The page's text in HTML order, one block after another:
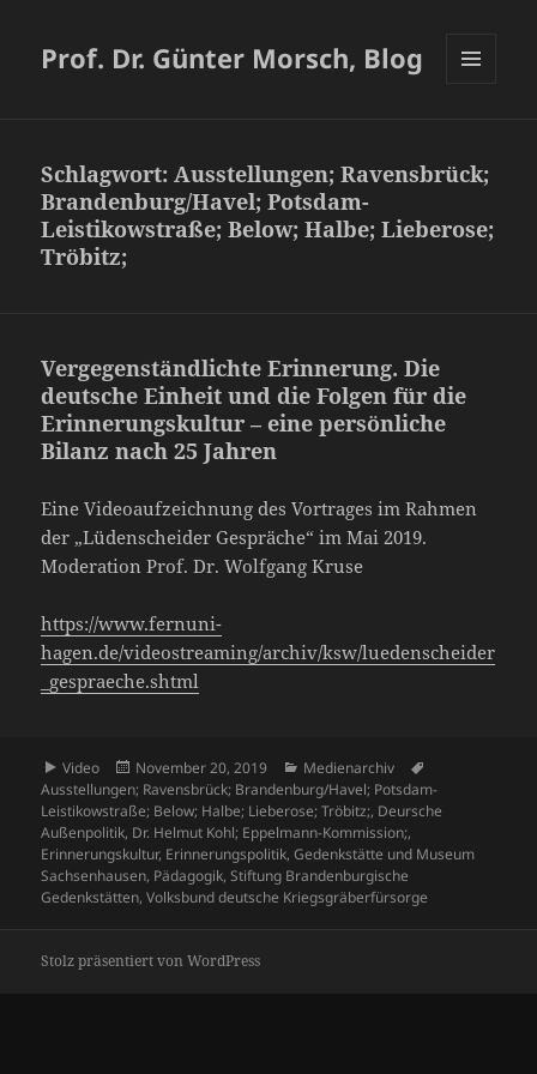
Prof. Dr. Günter Morsch, Blog
Schlagwort:Ausstellungen; Ravensbrück;
Brandenburg/Havel; Potsdam-
Leistikowstraße; Below; Halbe; Lieberose;
Tröbitz;
Vergegenständlichte Erinnerung. Die
deutsche Einheit und die Folgen für die
Erinnerungskultur – eine persönliche
Bilanz nach 25 Jahren
Eine Videoaufzeichnung des Vortrages im Rahmen
der „Lüdenscheider Gespräche“ im Mai 2019.
Moderation Prof. Dr. Wolfgang Kruse
https://www.fernuni-
hagen.de/videostreaming/archiv/ksw/luedenscheider
_gespraeche.shtml
Format
Video
Veröffentlicht
am
November 20, 2019 Kategorien
Medienarchiv
Ausstellungen; Ravensbrück; Brandenburg/Havel; Potsdam-
Leistikowstraße; Below; Halbe; Lieberose; Tröbitz;, Deursche
Außenpolitik, Dr. Helmut Kohl; Eppelmann-Kommission;,
Erinnerungskultur, Erinnerungspolitik,Gedenkstätte und Museum
Sachsenhausen, Pädagogik,Stiftung Brandenburgische
Gedenkstätten,Volksbund deutsche Kriegsgräberfürsorge
Stolz präsentiert von WordPress